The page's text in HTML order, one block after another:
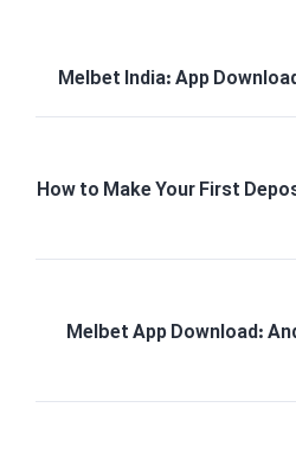
Melbet India: App
How to Make Your First
Melbet App Download: